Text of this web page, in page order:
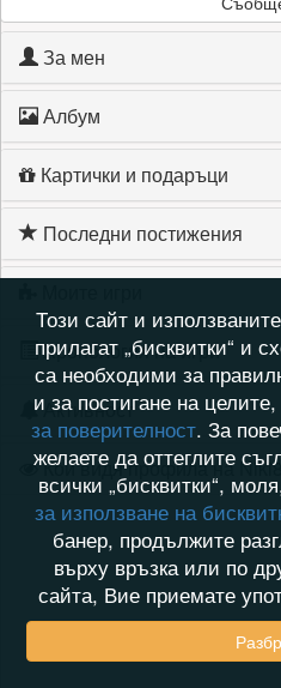
За мен
Албум
Картички и подаръци
Последни постижения
Хронология на игри
Активност
Кой видя профила на
Този сайт и
прилагат „бисквитки“ и
са необходими за
и за постигане на
за поверителност. За
желаете да оттеглите
всички „бисквитки“,
за използване на
банер, продължите
върху връзка или по
сайта, Вие приемате